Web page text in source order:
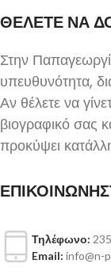
ΘΕΛΕΤΕ ΝΑ
Στην
υπευθυνότητα,
Αν θέλετε να
βιογραφικό σας
προκύψει
Τηλέφωνο:
Email: info@n-